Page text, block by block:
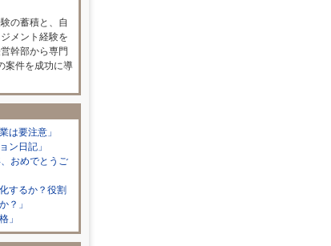
の蓄積と、自
メント経験を
幹部から専門
案件を成功に導
は要注意」
ン日記」
、おめでとうご
するか？役割
？」
」